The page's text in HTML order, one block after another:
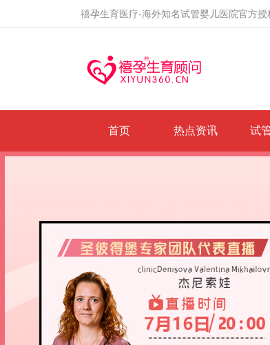
禧孕生育医疗-海外知名试管婴儿医院官方
首页 热点资讯 试